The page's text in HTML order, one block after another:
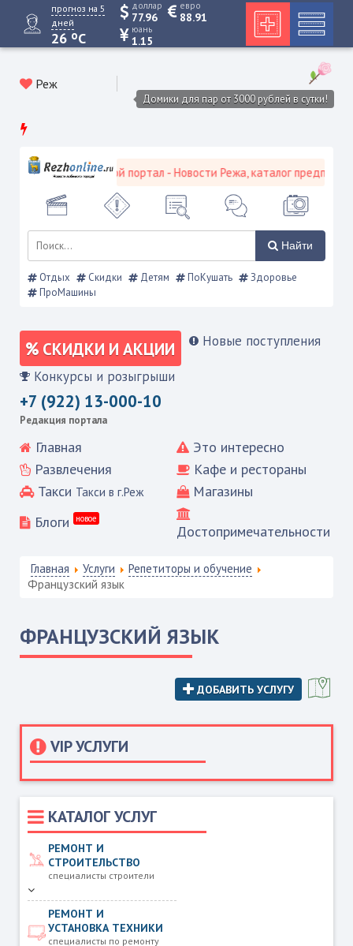
прогноз на 5
дней
26 oC
доллар
77.96
евро
88.91
юань
1.15
Реж
Домики для пар от 3000 рублей в сутки!
городской портал - Новости Режа, каталог
Найти
Отдых Скидки Детям ПоКушать
Здоровье
ПроМашины
СКИДКИ И АКЦИИ Новые поступления
Конкурсы и розыгрыши
+7 (922) 13-000-10
Редакция портала
Главная
Это интересно
Развлечения
Кафе и рестораны
Такси Такси в г.Реж
Магазины
Блоги
новое
Достопримечательности
Главная Услуги
Репетиторы и обучение
Французский язык
VIP УСЛУГИ
КАТАЛОГ УСЛУГ
РЕМОНТ И
СТРОИТЕЛЬСТВО
специалисты строители
РЕМОНТ И
УСТАНОВКА ТЕХНИКИ
специалисты по ремонту
ФРАНЦУЗСКИЙ ЯЗЫК
ДОБАВИТЬ УСЛУГУ